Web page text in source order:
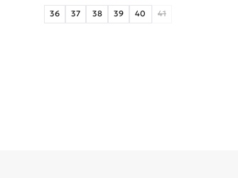
36 37 38 39 40 41